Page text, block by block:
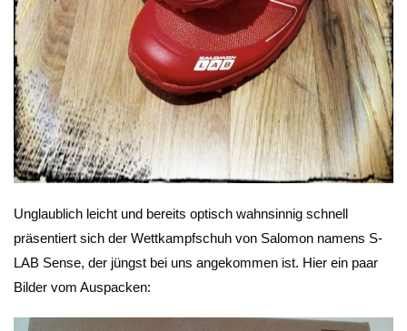
Unglaublich leicht und bereits optisch wahnsinnig schnell
präsentiert sich der Wettkampfschuh von Salomon namens S-
LAB Sense, der jüngst bei uns angekommen ist. Hier ein paar
Bilder vom Auspacken: